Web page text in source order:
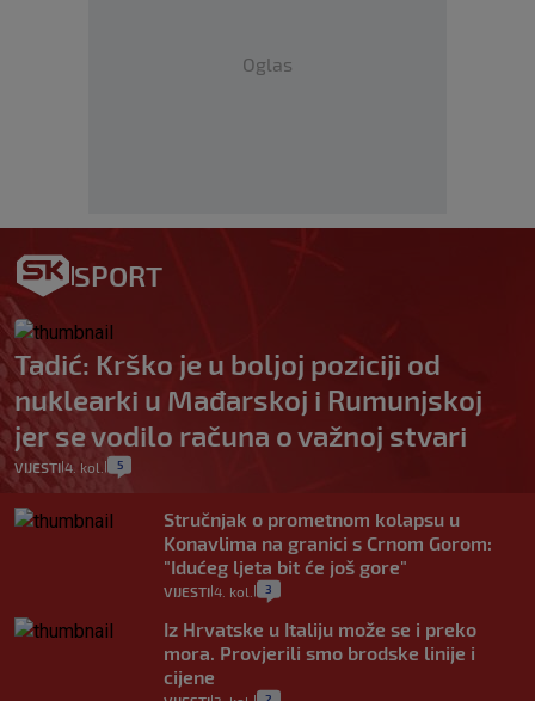
Oglas
SPORT
Tadić: Krško je u boljoj poziciji od
nuklearki u Mađarskoj i Rumunjskoj
jer se vodilo računa o važnoj stvari
VIJESTI|4. kol. 5
Stručnjak o prometnom kolapsu u
Konavlima na granici s Crnom Gorom:
"Idućeg ljeta bit će još gore"
VIJESTI 4. kol. 3
Iz Hrvatske u Italiju može se i preko
mora. Provjerili smo brodske linije i
cijene